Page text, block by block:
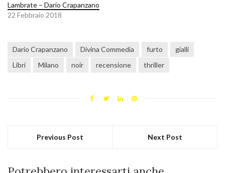
Lambrate – Dario Crapanzano
22 Febbraio 2018
Dario Crapanzano Divina Commedia furto
gialli
Libri
Milano noir recensione thriller
Previous Post Next Post